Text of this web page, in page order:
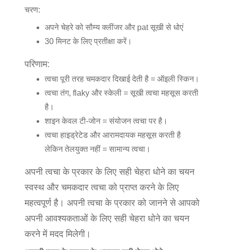
चरण:
अपने चेहरे को सौम्य क्लींजर और pat सूखी से धोएं
30 मिनट के लिए प्रतीक्षा करें।
परिणाम:
त्वचा पूरी तरह चमकदार दिखाई देती है = ऑइली स्किन।
त्वचा तंग, flaky और स्केली = सूखी त्वचा महसूस करती
है।
शाइन केवल टी-जोन = संयोजन त्वचा पर है।
त्वचा हाइड्रेटेड और आरामदायक महसूस करती है
लेकिन तेलयुक्त नहीं = सामान्य त्वचा।
अपनी त्वचा के प्रकार के लिए सही चेहरा धोने का चयन
स्वस्थ और चमकदार त्वचा को प्राप्त करने के लिए
महत्वपूर्ण है। अपनी त्वचा के प्रकार को जानने से आपको
अपनी आवश्यकताओं के लिए सही चेहरा धोने का चयन
करने में मदद मिलेगी।